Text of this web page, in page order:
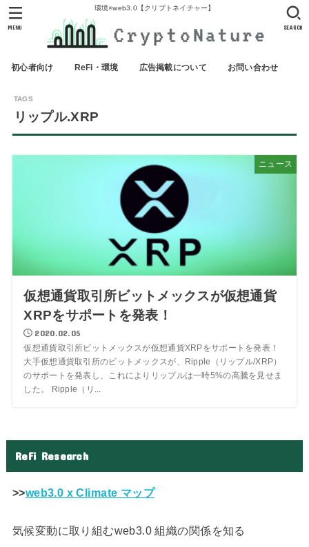
環境×web3.0【クリプトネイチャー】
初心者向け ReFi・環境 広告掲載について お問い合わせ
SEARCH
MENU
リップル.XRP
ニュース
仮想通貨取引所ビットメックスが仮想通貨
XRPをサポートを発表！
2020.02.05
仮想通貨取引所ビットメックスが仮想通貨XRPをサポートを発表！
大手仮想通貨取引所のビットメックスが、Ripple（リップル/XRP）
のサポートを発表し、これによりリップルは一時5%の高騰を見せま
した。 Ripple（リ...
ReFi Research
>>web3.0 x Climate マップ
気候変動に取り組むweb3.0 組織の関係を知る